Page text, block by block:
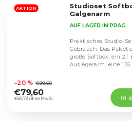
Sternen.
AKTION
Studioset
Galgenarm
durchschnittliche
Produktbewertung
ist
AUF LAGER IN PRAG
€65,79 ohne MwSt.
–20 % €99,60
€79,60
In
Praktisches Studio-
Gebrauch. Das Paket
große Softbox, ein
Auslegerarm, eine